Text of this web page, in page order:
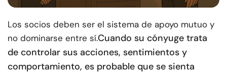
Los socios deben ser el sistema de apoyo mutuo y
no dominarse entre sí.Cuando su cónyuge trata
de controlar sus acciones, sentimientos y
comportamiento, es probable que se sienta